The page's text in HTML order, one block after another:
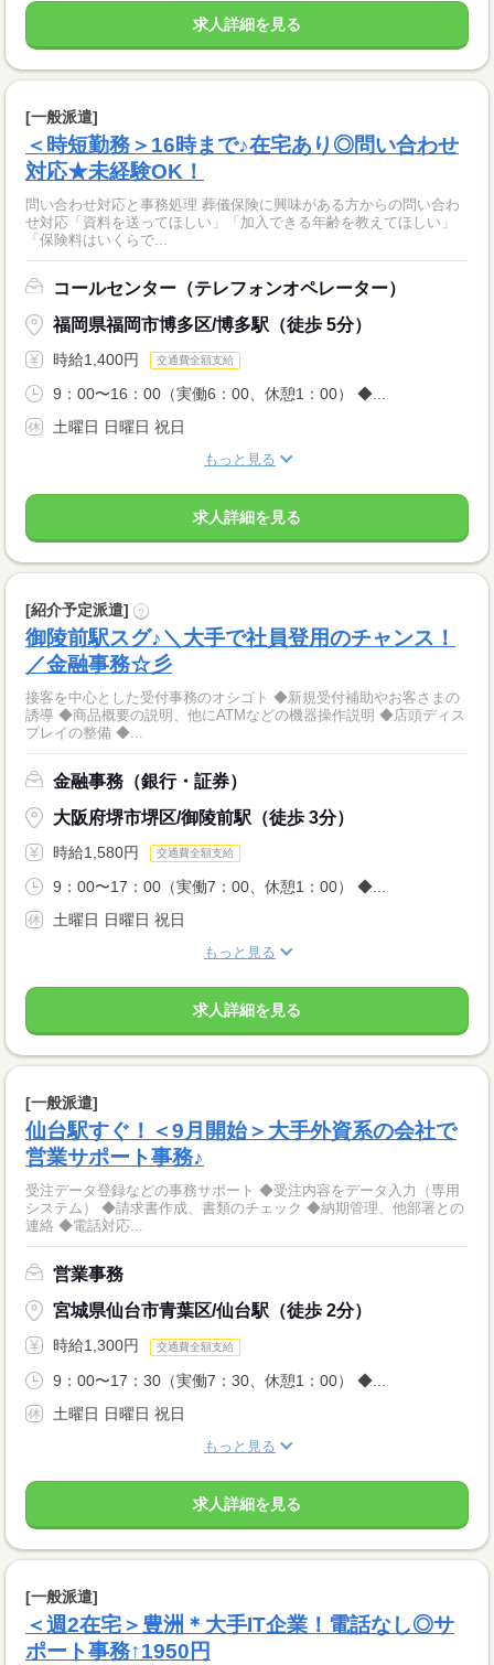
求人詳細を見る
[一般派遣]
＜時短勤務＞16時まで♪在宅あり◎問い合わせ
対応★未経験OK！
問い合わせ対応と事務処理 葬儀保険に興味がある方からの問い合わ
せ対応「資料を送ってほしい」「加入できる年齢を教えてほしい」
「保険料はいくらで...
コールセンター（テレフォンオペレーター）
福岡県福岡市博多区/博多駅（徒歩 5分）
時給1,400円 交通費全額支給
9：00〜16：00（実働6：00、休憩1：00） ◆...
土曜日 日曜日 祝日
もっと見る
求人詳細を見る
[紹介予定派遣] ?
御陵前駅スグ♪＼大手で社員登用のチャンス！
／金融事務☆彡
接客を中心とした受付事務のオシゴト ◆新規受付補助やお客さまの
誘導 ◆商品概要の説明、他にATMなどの機器操作説明 ◆店頭ディス
プレイの整備 ◆...
金融事務（銀行・証券）
大阪府堺市堺区/御陵前駅（徒歩 3分）
時給1,580円 交通費全額支給
9：00〜17：00（実働7：00、休憩1：00） ◆...
土曜日 日曜日 祝日
もっと見る
求人詳細を見る
[一般派遣]
仙台駅すぐ！＜9月開始＞大手外資系の会社で
営業サポート事務♪
受注データ登録などの事務サポート ◆受注内容をデータ入力（専用
システム） ◆請求書作成、書類のチェック ◆納期管理、他部署との
連絡 ◆電話対応...
営業事務
宮城県仙台市青葉区/仙台駅（徒歩 2分）
時給1,300円 交通費全額支給
9：00〜17：30（実働7：30、休憩1：00） ◆...
土曜日 日曜日 祝日
もっと見る
求人詳細を見る
[一般派遣]
＜週2在宅＞豊洲＊大手IT企業！電話なし◎サ
ポート事務↑1950円